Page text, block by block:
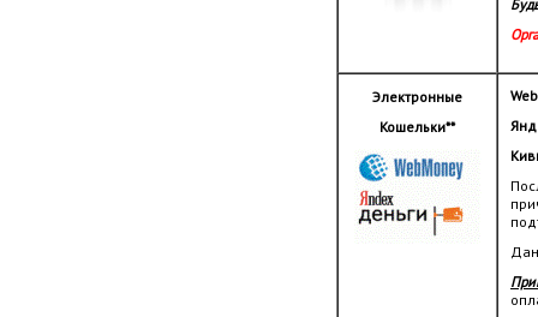
Электронные
Кошельки**